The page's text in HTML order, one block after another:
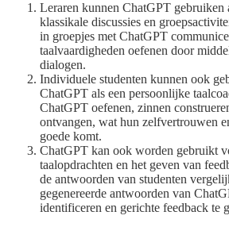
Leraren kunnen ChatGPT gebruiken
klassikale discussies en
in groepjes met ChatGPT
taalvaardigheden oefenen door
dialogen.
Individuele studenten kunnen ook
ChatGPT als een persoonlijke
ChatGPT oefenen, zinnen
ontvangen, wat hun zelfvertrouwen
goede komt.
ChatGPT kan ook worden gebruikt
taalopdrachten en het geven van
de antwoorden van studenten
gegenereerde antwoorden van
identificeren en gerichte feedback te